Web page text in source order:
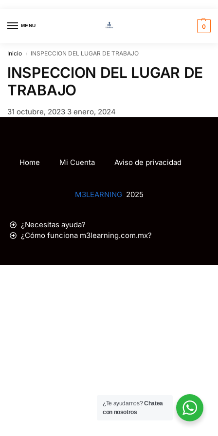
MENU 0
Inicio / INSPECCION DEL LUGAR DE TRABAJO
INSPECCION DEL LUGAR DE
TRABAJO
31 octubre, 2023 3 enero, 2024
Home Mi Cuenta Aviso de privacidad
M3LEARNING2025
¿Necesitas ayuda?
¿Cómo funciona m3learning.com.mx?
¿Te ayudamos?Chatea
con nosotros